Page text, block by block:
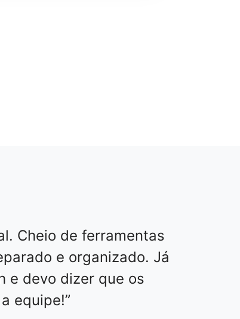
Cheio de ferramentas
e organizado. Já
e devo dizer que os
equipe!